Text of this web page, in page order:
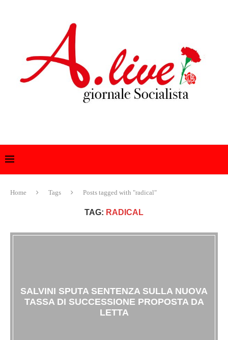
Home Tags Posts tagged with "radical"
TAG: RADICAL
SALVINI SPUTA SENTENZA SULLA NUOVA
TASSA DI SUCCESSIONE PROPOSTA DA
LETTA